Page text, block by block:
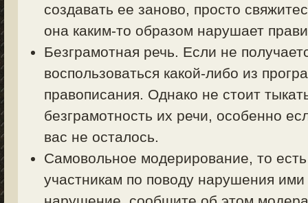
создавать ее заново, просто
она каким-то образом нарушает
Безграмотная речь. Если не
воспользоваться какой-либо из
правописания. Однако не стоит
безграмотность их речи, особенно
вас не осталось.
Самовольное модерирование, то
участникам по поводу нарушения